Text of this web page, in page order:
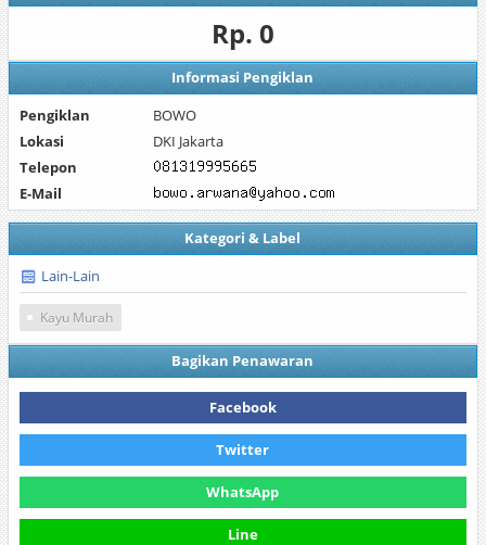
Rp. 0
Informasi Pengiklan
Pengiklan
BOWO
Lokasi
DKI Jakarta
Telepon
E-Mail
Kategori & Label
Lain-Lain
Kayu Murah
Bagikan Penawaran
Facebook
Twitter
WhatsApp
Line